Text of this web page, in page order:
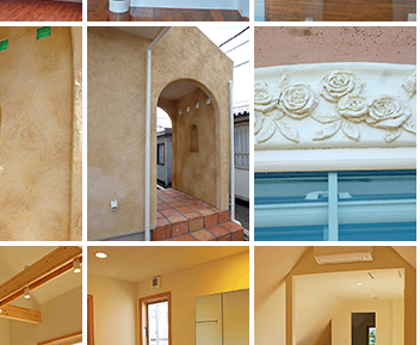
ョナル風 アイアンと相性◎ モダンスタイル
舎風外壁 フランス田舎風外壁 窓枠造形